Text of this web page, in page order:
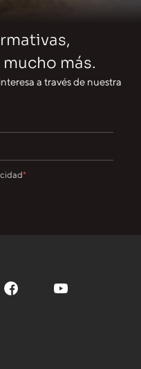
más.
a través de nuestra